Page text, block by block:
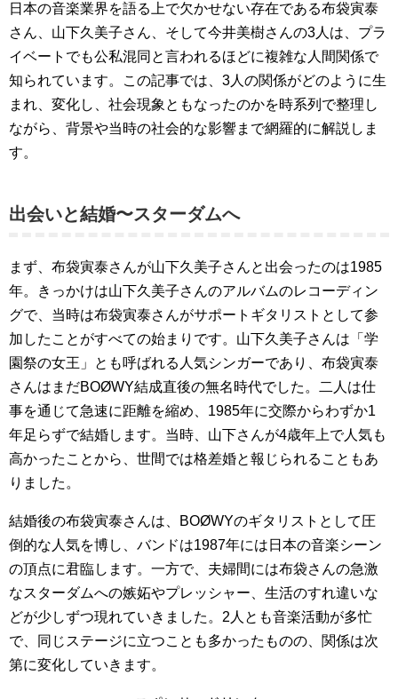
日本の音楽業界を語る上で欠かせない存在である布袋寅泰
さん、山下久美子さん、そして今井美樹さんの3人は、プラ
イベートでも公私混同と言われるほどに複雑な人間関係で
知られています。この記事では、3人の関係がどのように生
まれ、変化し、社会現象ともなったのかを時系列で整理し
ながら、背景や当時の社会的な影響まで網羅的に解説しま
す。
出会いと結婚〜スターダムへ
まず、布袋寅泰さんが山下久美子さんと出会ったのは1985
年。きっかけは山下久美子さんのアルバムのレコーディン
グで、当時は布袋寅泰さんがサポートギタリストとして参
加したことがすべての始まりです。山下久美子さんは「学
園祭の女王」とも呼ばれる人気シンガーであり、布袋寅泰
さんはまだBOØWY結成直後の無名時代でした。二人は仕
事を通じて急速に距離を縮め、1985年に交際からわずか1
年足らずで結婚します。当時、山下さんが4歳年上で人気も
高かったことから、世間では格差婚と報じられることもあ
りました。
結婚後の布袋寅泰さんは、BOØWYのギタリストとして圧
倒的な人気を博し、バンドは1987年には日本の音楽シーン
の頂点に君臨します。一方で、夫婦間には布袋さんの急激
なスターダムへの嫉妬やプレッシャー、生活のすれ違いな
どが少しずつ現れていきました。2人とも音楽活動が多忙
で、同じステージに立つことも多かったものの、関係は次
第に変化していきます。